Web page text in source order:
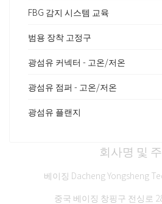
FBG 감지 시스템 교육
범용 장착 고정구
광섬유 커넥터 - 고온/저온
광섬유 점퍼 - 고온/저온
광섬유 플랜지
회사명 및
베이징 Dacheng Yongsheng
중국 베이징 창핑구 전싱로